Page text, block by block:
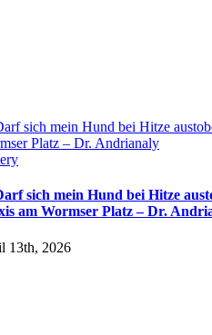
sich mein Hund bei Hitze
Platz – Dr. Andrianaly
sich mein Hund bei Hitze
am Wormser Platz – Dr.
13th, 2026